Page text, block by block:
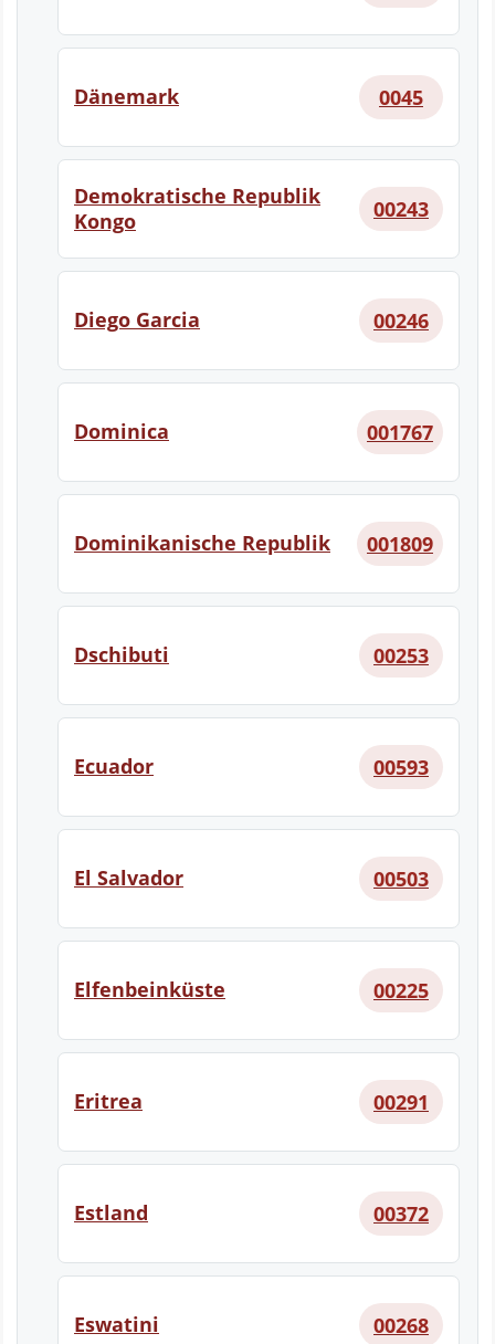
Dänemark 0045
Demokratische Republik
Kongo
00243
Diego Garcia 00246
Dominica 001767
Dominikanische Republik 001809
Dschibuti 00253
Ecuador 00593
El Salvador 00503
Elfenbeinküste 00225
Eritrea 00291
Estland 00372
Eswatini 00268